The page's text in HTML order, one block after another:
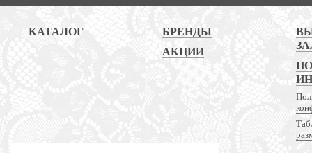
КАТАЛОГ
БРЕНДЫ
АКЦИИ